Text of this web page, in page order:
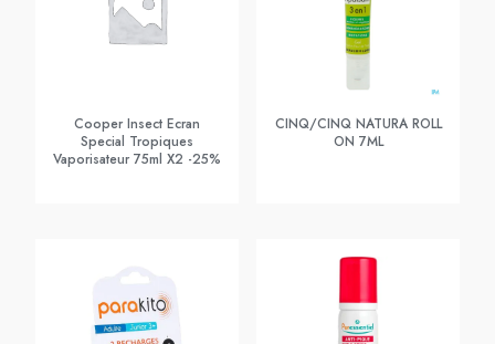
Cooper Insect Ecran
Special Tropiques
Vaporisateur 75ml X2 -25%
CINQ/CINQ NATURA ROLL
ON 7ML